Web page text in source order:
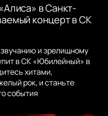
в Санкт-
концерт в СК
и зрелищному
в СК «Юбилейный» в
хитами,
рок, и станьте
события